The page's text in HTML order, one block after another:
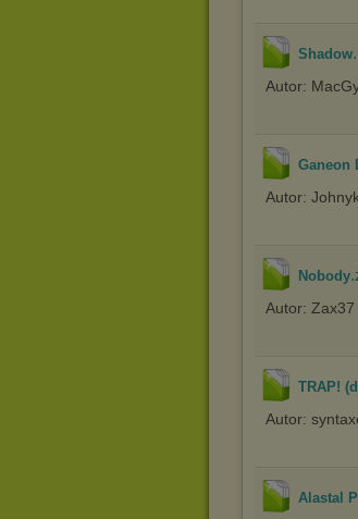
Shadow
Autor:
Ganeon
Autor:
Nobody
Autor: Zax37
TRAP!
Autor:
Alastal